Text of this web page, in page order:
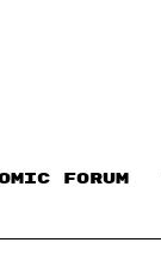
FORUM